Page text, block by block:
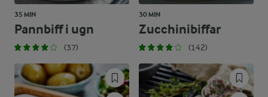
35 MIN
Pannbiff i ugn
(37)
30 MIN
Zucchinibiffar
(142)